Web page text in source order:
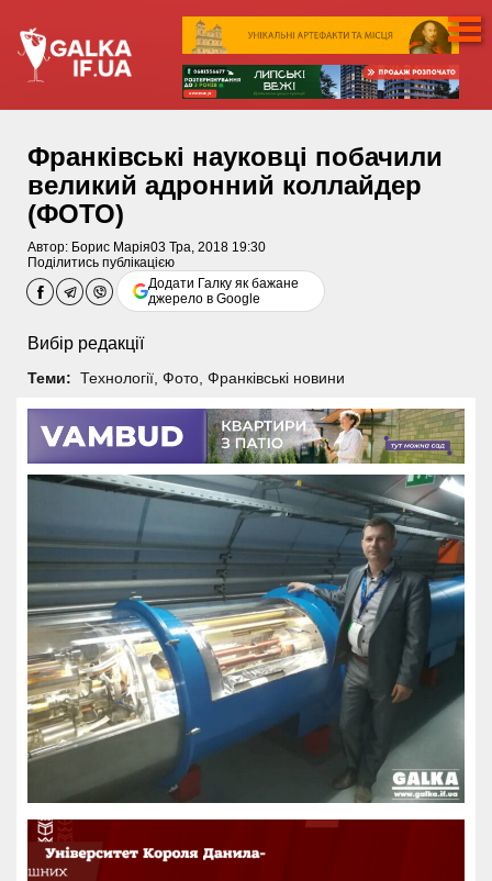
Франківські науковці побачили
великий адронний коллайдер
(ФОТО)
Автор: Борис Марія03 Тра, 2018 19:30
Поділитись публікацією
Додати Галку як бажане
джерело в Google
Вибір редакції
Теми: Технології, Фото, Франківські новини